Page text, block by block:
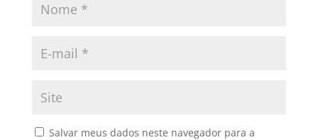
Salvar meus dados neste navegador para a